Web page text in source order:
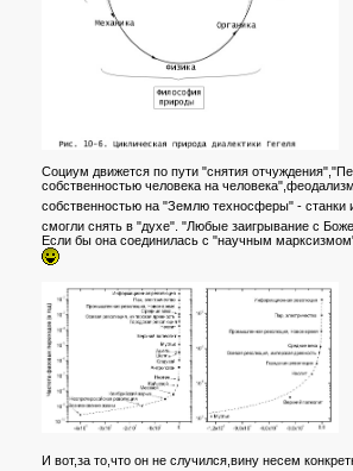
Социум движется по пути "снятия
собственностью человека на
собственностью на "Землю техносферы" -
смогли снять в "духе". "Любые заигрывание с
Если бы она соединилась с "научным
И вот,за то,что он не случился,вину несем